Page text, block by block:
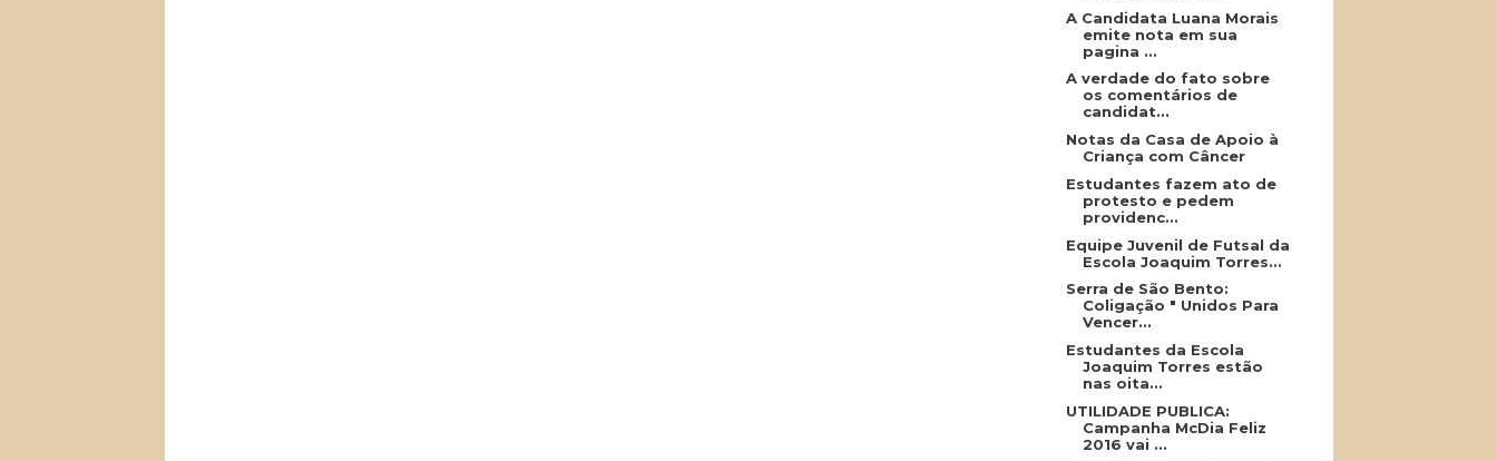
A Candidata Luana Morais
emite nota em sua
pagina ...
A verdade do fato sobre
os comentários de
candidat...
Notas da Casa de Apoio à
Criança com Câncer
Estudantes fazem ato de
protesto e pedem
providenc...
Equipe Juvenil de Futsal da
Escola Joaquim Torres...
Serra de São Bento:
Coligação " Unidos Para
Vencer...
Estudantes da Escola
Joaquim Torres estão
nas oita...
UTILIDADE PUBLICA:
Campanha McDia Feliz
2016 vai ...